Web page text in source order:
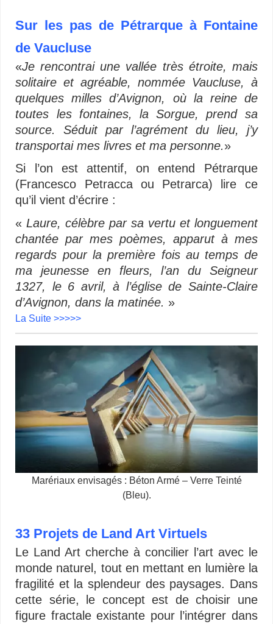
Sur les pas de Pétrarque à Fontaine
de Vaucluse
«Je rencontrai une vallée très étroite, mais
solitaire et agréable, nommée Vaucluse, à
quelques milles d’Avignon, où la reine de
toutes les fontaines, la Sorgue, prend sa
source. Séduit par l’agrément du lieu, j’y
transportai mes livres et ma personne.»
Si l’on est attentif, on entend Pétrarque
(Francesco Petracca ou Petrarca) lire ce
qu’il vient d’écrire :
« Laure, célèbre par sa vertu et longuement
chantée par mes poèmes, apparut à mes
regards pour la première fois au temps de
ma jeunesse en fleurs, l’an du Seigneur
1327, le 6 avril, à l’église de Sainte-Claire
d’Avignon, dans la matinée. »
La Suite >>>>>
Marériaux envisagés : Béton Armé – Verre Teinté
(Bleu).
33 Projets de Land Art Virtuels
Le Land Art cherche à concilier l’art avec le
monde naturel, tout en mettant en lumière la
fragilité et la splendeur des paysages. Dans
cette série, le concept est de choisir une
figure fractale existante pour l’intégrer dans